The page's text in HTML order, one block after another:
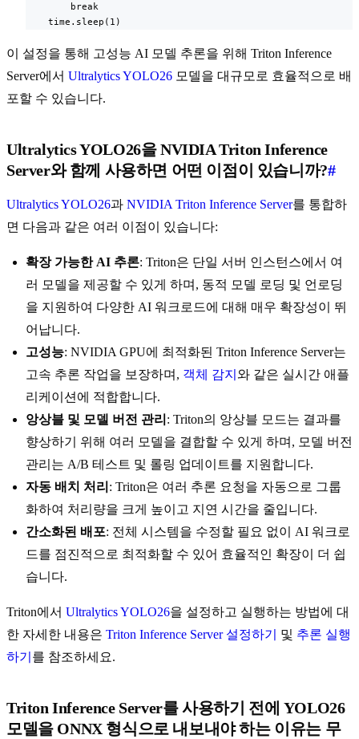
        break
    time.sleep(1)
이 설정을 통해 고성능 AI 모델 추론을 위해 Triton Inference
Server에서 Ultralytics YOLO26 모델을 대규모로 효율적으로 배
포할 수 있습니다.
Ultralytics YOLO26을 NVIDIA Triton Inference
Server와 함께 사용하면 어떤 이점이 있습니까?#
Ultralytics YOLO26과 NVIDIA Triton Inference Server를 통합하
면 다음과 같은 여러 이점이 있습니다:
확장 가능한 AI 추론: Triton은 단일 서버 인스턴스에서 여
러 모델을 제공할 수 있게 하며, 동적 모델 로딩 및 언로딩
을 지원하여 다양한 AI 워크로드에 대해 매우 확장성이 뛰
어납니다.
고성능: NVIDIA GPU에 최적화된 Triton Inference Server는
고속 추론 작업을 보장하며, 객체 감지 와 같은 실시간 애플
리케이션에 적합합니다.
앙상블 및 모델 버전 관리 : Triton의 앙상블 모드는 결과를
향상하기 위해 여러 모델을 결합할 수 있게 하며, 모델 버전
관리는 A/B 테스트 및 롤링 업데이트를 지원합니다.
자동 배치 처리 : Triton은 여러 추론 요청을 자동으로 그룹
화하여 처리량을 크게 높이고 지연 시간을 줄입니다.
간소화된 배포: 전체 시스템을 수정할 필요 없이 AI 워크로
드를 점진적으로 최적화할 수 있어 효율적인 확장이 더 쉽
습니다.
Triton에서 Ultralytics YOLO26을 설정하고 실행하는 방법에 대
한 자세한 내용은 Triton Inference Server 설정하기 및 추론 실행
하기 를 참조하세요.
Triton Inference Server를 사용하기 전에 YOLO26
모델을 ONNX 형식으로 내보내야 하는 이유는 무